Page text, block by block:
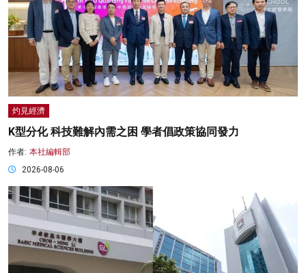
灼見經濟
K型分化 科技難解內需之困 學者倡政策協同發力
作者: 本社編輯部
2026-08-06